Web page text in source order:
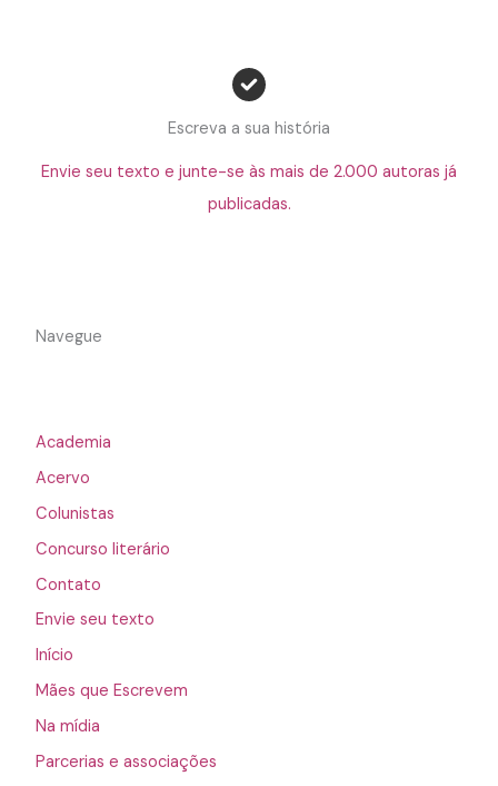
Escreva a sua história
Envie seu texto e junte-se às mais de 2.000 autoras já
publicadas.
Navegue
Academia
Acervo
Colunistas
Concurso literário
Contato
Envie seu texto
Início
Mães que Escrevem
Na mídia
Parcerias e associações